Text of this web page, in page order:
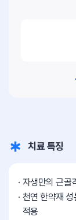
치료 특징
자생만의 근골
천연 한약재 성
적용